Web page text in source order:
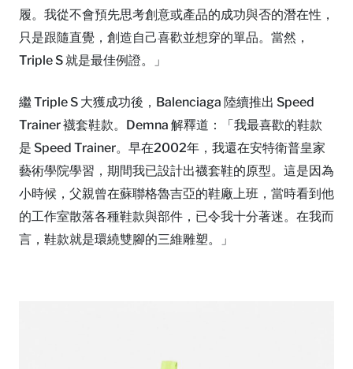
履。我從不會預先思考創意或產品的成功與否的潛在性，
只是跟隨直覺，創造自己喜歡並想穿的單品。當然，
Triple S 就是最佳例證。」
繼 Triple S 大獲成功後，Balenciaga 陸續推出 Speed
Trainer 襪套鞋款。Demna 解釋道：「我最喜歡的鞋款
是 Speed Trainer。早在2002年，我還在安特衛普皇家
藝術學院學習，期間我已設計出襪套鞋的原型。這是因為
小時候，父親曾在蘇聯格魯吉亞的鞋廠上班，當時看到他
的工作室散落各種鞋款與部件，已令我十分著迷。在我而
言，鞋款就是環繞雙腳的三維雕塑。」